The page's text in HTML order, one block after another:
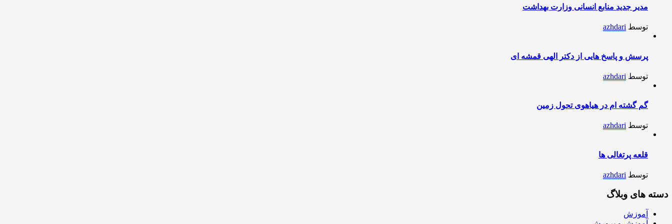
مدیر جدید منابع انسانی وزارت بهداشت
توسط azhdari
پرسش و پاسخ هایی از دکتر الهی قمشه ای
توسط azhdari
گم گشته ام در هیاهوی تحول زمین
توسط azhdari
قلعه پرتغالی ها
توسط azhdari
دسته های وبلاگ
آموزش